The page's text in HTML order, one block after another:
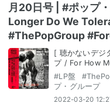
月20日号 | #ポップ
Longer Do We
#ThePopGroup
[ 聴かないデジ
プ / For How
#LP盤 #
プ・グループ
2022-03-20